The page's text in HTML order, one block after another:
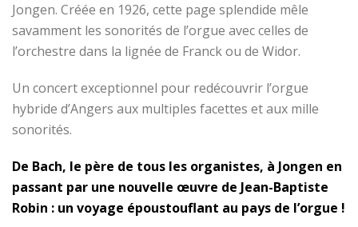
Jongen. Créée en 1926, cette page splendide mêle
savamment les sonorités de l’orgue avec celles de
l’orchestre dans la lignée de Franck ou de Widor.
Un concert exceptionnel pour redécouvrir l’orgue
hybride d’Angers aux multiples facettes et aux mille
sonorités.
De Bach, le père de tous les organistes, à Jongen en
passant par une nouvelle œuvre de Jean-Baptiste
Robin : un voyage époustouflant au pays de l’orgue !